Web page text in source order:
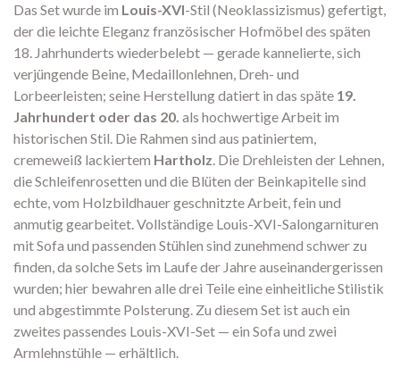
Das Set wurde im Louis-XVI-Stil (Neoklassizismus) gefertigt,
der die leichte Eleganz französischer Hofmöbel des späten
18. Jahrhunderts wiederbelebt — gerade kannelierte, sich
verjüngende Beine, Medaillonlehnen, Dreh- und
Lorbeerleisten; seine Herstellung datiert in das späte 19.
Jahrhundert oder das 20. als hochwertige Arbeit im
historischen Stil. Die Rahmen sind aus patiniertem,
cremeweiß lackiertem Hartholz. Die Drehleisten der Lehnen,
die Schleifenrosetten und die Blüten der Beinkapitelle sind
echte, vom Holzbildhauer geschnitzte Arbeit, fein und
anmutig gearbeitet. Vollständige Louis-XVI-Salongarnituren
mit Sofa und passenden Stühlen sind zunehmend schwer zu
finden, da solche Sets im Laufe der Jahre auseinandergerissen
wurden; hier bewahren alle drei Teile eine einheitliche Stilistik
und abgestimmte Polsterung. Zu diesem Set ist auch ein
zweites passendes Louis-XVI-Set — ein Sofa und zwei
Armlehnstühle — erhältlich.